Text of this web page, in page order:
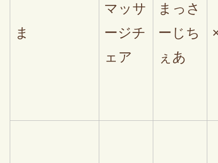
ま
マッサ
ージチ
ェア
まっさ
ーじち
ぇあ